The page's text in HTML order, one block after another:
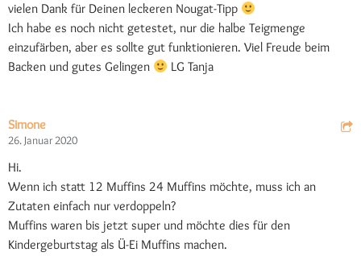
vielen Dank für Deinen leckeren Nougat-Tipp
Ich habe es noch nicht getestet, nur die halbe Teigmenge
einzufärben, aber es sollte gut funktionieren. Viel Freude beim
Backen und gutes Gelingen
LG Tanja
Simone
26. Januar 2020
Hi.
Wenn ich statt 12 Muffins 24 Muffins möchte, muss ich an
Zutaten einfach nur verdoppeln?
Muffins waren bis jetzt super und möchte dies für den
Kindergeburtstag als Ü-Ei Muffins machen.